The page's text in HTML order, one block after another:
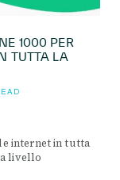
1000 PER
TUTTA LA
internet in tutta
livello